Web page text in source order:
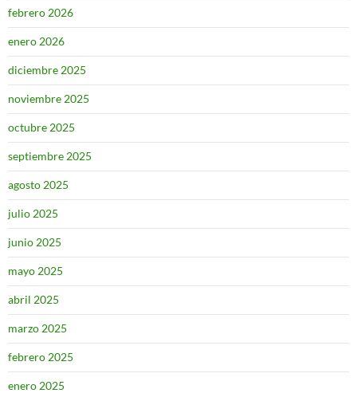
febrero 2026
enero 2026
diciembre 2025
noviembre 2025
octubre 2025
septiembre 2025
agosto 2025
julio 2025
junio 2025
mayo 2025
abril 2025
marzo 2025
febrero 2025
enero 2025